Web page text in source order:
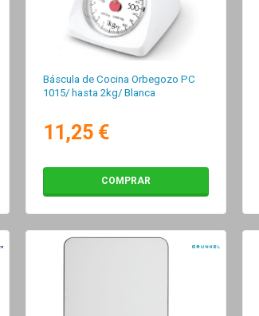
Báscula de Cocina Orbegozo PC
1015/ hasta 2kg/ Blanca
11,25 €
COMPRAR